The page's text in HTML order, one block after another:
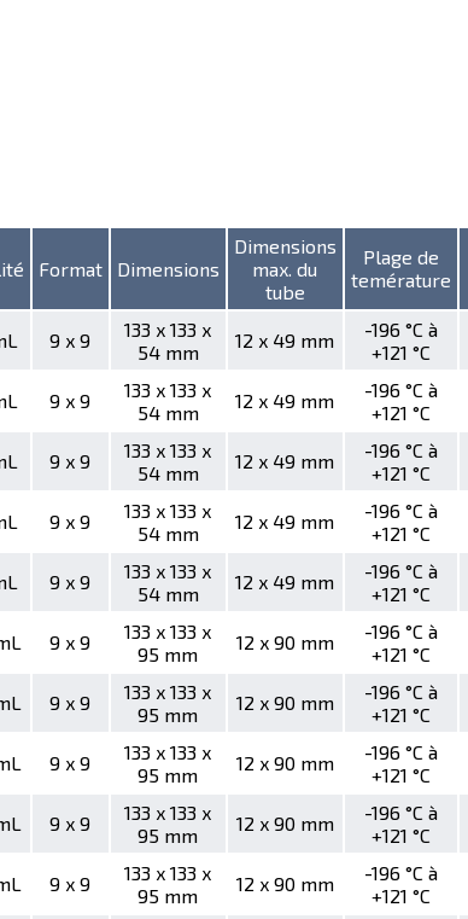
Format Dimensions
Dimensions
max. du
tube
Plage de
temérature
9 x 9
133 x 133 x
54 mm
12 x 49 mm
-196 °C à
+121 °C
9 x 9
133 x 133 x
54 mm
12 x 49 mm
-196 °C à
+121 °C
9 x 9
133 x 133 x
54 mm
12 x 49 mm
-196 °C à
+121 °C
9 x 9
133 x 133 x
54 mm
12 x 49 mm
-196 °C à
+121 °C
9 x 9
133 x 133 x
54 mm
12 x 49 mm
-196 °C à
+121 °C
9 x 9
133 x 133 x
95 mm
12 x 90 mm
-196 °C à
+121 °C
9 x 9
133 x 133 x
95 mm
12 x 90 mm
-196 °C à
+121 °C
9 x 9
133 x 133 x
95 mm
12 x 90 mm
-196 °C à
+121 °C
9 x 9
133 x 133 x
95 mm
12 x 90 mm
-196 °C à
+121 °C
9 x 9
133 x 133 x
95 mm
12 x 90 mm
-196 °C à
+121 °C